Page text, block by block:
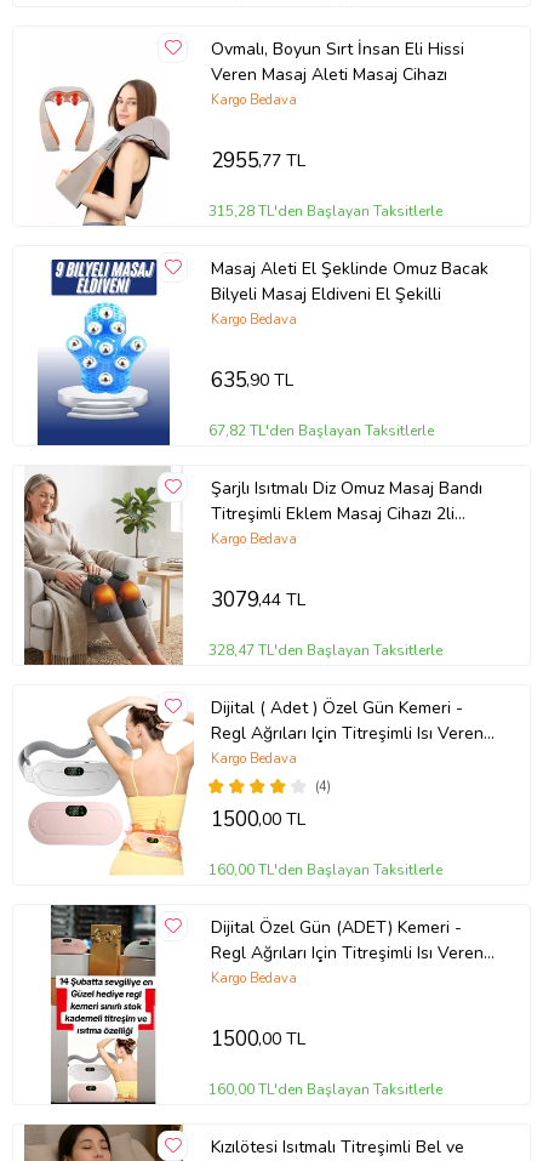
Ovmalı, Boyun Sırt İnsan Eli Hissi
Veren Masaj Aleti Masaj Cihazı
Kargo Bedava
2955,77 TL
315,28 TL'den Başlayan Taksitlerle
Masaj Aleti El Şeklinde Omuz Bacak
Bilyeli Masaj Eldiveni El Şekilli
Kargo Bedava
635,90 TL
67,82 TL'den Başlayan Taksitlerle
Şarjlı Isıtmalı Diz Omuz Masaj Bandı
Titreşimli Eklem Masaj Cihazı 2li
Paket
Kargo Bedava
3079,44 TL
328,47 TL'den Başlayan Taksitlerle
Dijital ( Adet ) Özel Gün Kemeri -
Regl Ağrıları Için Titreşimli Isı Veren
Kemer
(4)
Kargo Bedava
1500,00 TL
160,00 TL'den Başlayan Taksitlerle
Dijital Özel Gün (ADET) Kemeri -
Regl Ağrıları Için Titreşimli Isı Veren
Kemer
Kargo Bedava
1500,00 TL
160,00 TL'den Başlayan Taksitlerle
Kızılötesi Isıtmalı Titreşimli Bel ve